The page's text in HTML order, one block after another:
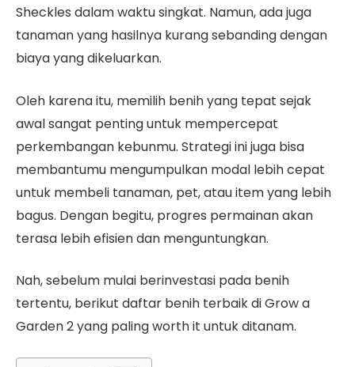
Sheckles dalam waktu singkat. Namun, ada juga
tanaman yang hasilnya kurang sebanding dengan
biaya yang dikeluarkan.
Oleh karena itu, memilih benih yang tepat sejak
awal sangat penting untuk mempercepat
perkembangan kebunmu. Strategi ini juga bisa
membantumu mengumpulkan modal lebih cepat
untuk membeli tanaman, pet, atau item yang lebih
bagus. Dengan begitu, progres permainan akan
terasa lebih efisien dan menguntungkan.
Nah, sebelum mulai berinvestasi pada benih
tertentu, berikut daftar benih terbaik di Grow a
Garden 2 yang paling worth it untuk ditanam.